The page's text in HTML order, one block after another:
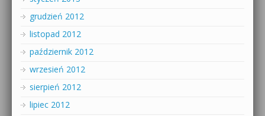
grudzień 2012
listopad 2012
październik 2012
wrzesień 2012
sierpień 2012
lipiec 2012